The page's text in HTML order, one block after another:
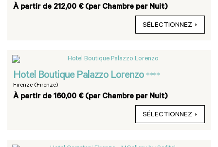
À partir de 212,00 € (par Chambre par Nuit)
SÉLECTIONNEZ
Hotel Boutique Palazzo Lorenzo ****
Firenze (Firenze)
À partir de 160,00 € (par Chambre par Nuit)
SÉLECTIONNEZ